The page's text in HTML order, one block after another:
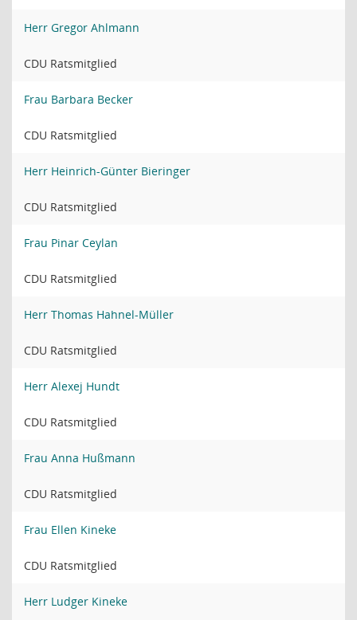
Herr Gregor Ahlmann
CDU Ratsmitglied
Frau Barbara Becker
CDU Ratsmitglied
Herr Heinrich-Günter Bieringer
CDU Ratsmitglied
Frau Pinar Ceylan
CDU Ratsmitglied
Herr Thomas Hahnel-Müller
CDU Ratsmitglied
Herr Alexej Hundt
CDU Ratsmitglied
Frau Anna Hußmann
CDU Ratsmitglied
Frau Ellen Kineke
CDU Ratsmitglied
Herr Ludger Kineke